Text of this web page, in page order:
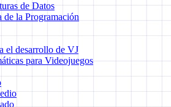
de Datos
de la Programación
el desarrollo de VJ
para Videojuegos